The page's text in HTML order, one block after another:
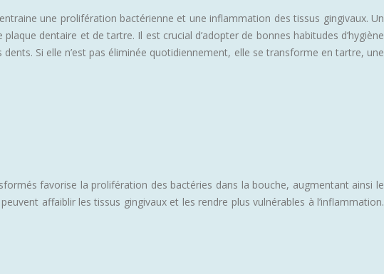
une prolifération bactérienne et une inflammation des tissus gingivaux. Un
dentaire et de tartre. Il est crucial d’adopter de bonnes habitudes d’hygiène
Si elle n’est pas éliminée quotidiennement, elle se transforme en tartre, une
favorise la prolifération des bactéries dans la bouche, augmentant ainsi le
affaiblir les tissus gingivaux et les rendre plus vulnérables à l’inflammation.